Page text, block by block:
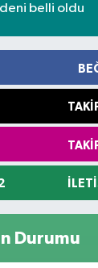
belli oldu
Durumu